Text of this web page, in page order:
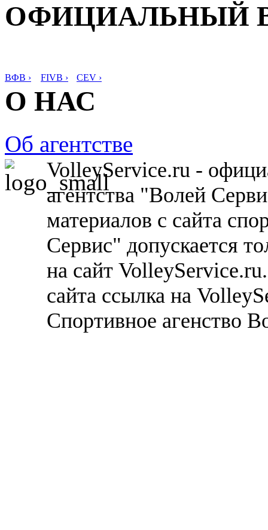
ОФИЦИАЛЬНЫЙ
ВФВ › FIVB › CEV ›
О НАС
Об агентстве
VolleyService.ru -
агентства "Волей
материалов с сайта
Сервис" допускается
на сайт
сайта ссылка на
Спортивное агенство